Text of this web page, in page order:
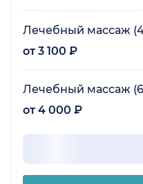
Лечебный массаж
от 3 100 ₽
Лечебный массаж
от 4 000 ₽